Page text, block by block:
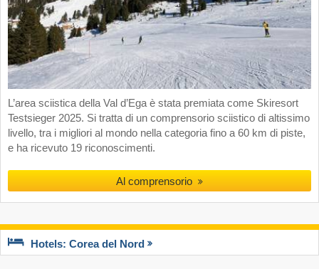
L’area sciistica della Val d’Ega è stata premiata come Skiresort
Testsieger 2025. Si tratta di un comprensorio sciistico di altissimo
livello, tra i migliori al mondo nella categoria fino a 60 km di piste,
e ha ricevuto 19 riconoscimenti.
Al comprensorio
Hotels: Corea del Nord